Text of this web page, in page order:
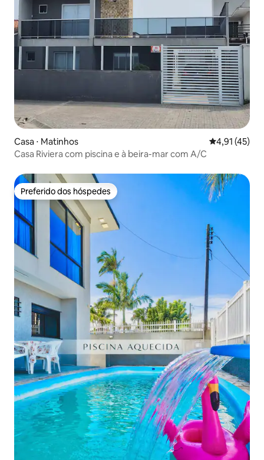
Casa ⋅ Matinhos 4,91 de uma
4,91 (45)
Casa Riviera com piscina e à beira-mar com A/C
Preferido dos hóspedes
Preferido dos hóspedes